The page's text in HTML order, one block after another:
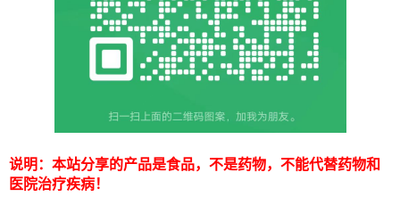
说明：本站分享的产品是食品，不是药物，不能代替药物和
医院治疗疾病！